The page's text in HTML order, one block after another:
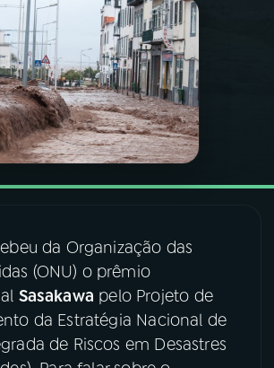
MÚSICA
NACIONAL
da Organização das
(ONU) o prêmio
Sasakawa pelo Projeto de
da Estratégia Nacional de
de Riscos em Desastres